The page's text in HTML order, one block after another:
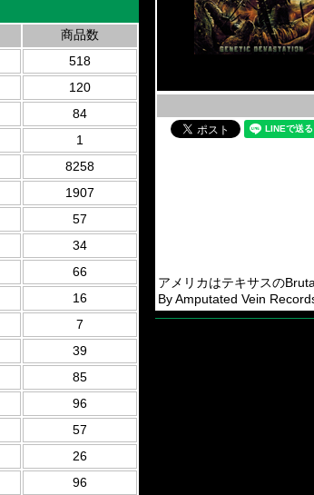
商品数
518
120
84
1
8258
1907
57
34
66
16
7
39
85
96
57
26
96
アメリカはテキサスの
By Amputated Vein Records